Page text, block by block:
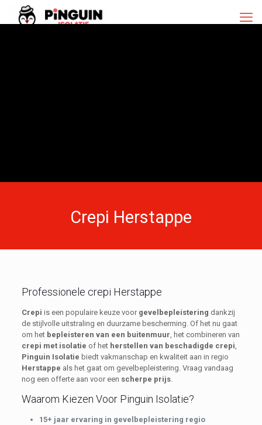
Crepi Herstappe
Professionele crepi Herstappe
Crepi is een populaire keuze voor gevelbepleistering dankzij
de stijlvolle uitstraling en duurzame bescherming. Of het nu gaat
om het bepleisteren van een buitenmuur , het combineren van
crepi met isolatie of het herstellen van beschadigde crepi
Pinguin Isolatie biedt vakmanschap en kwaliteit aan in regio
Herstappe als het gaat om gevelbepleistering. Vraag vandaag
nog een offerte aan voor een scherpe prijs.
Waarom Kiezen Voor Pinguin Isolatie?
15+ jaar ervaring in gevelbepleistering regio